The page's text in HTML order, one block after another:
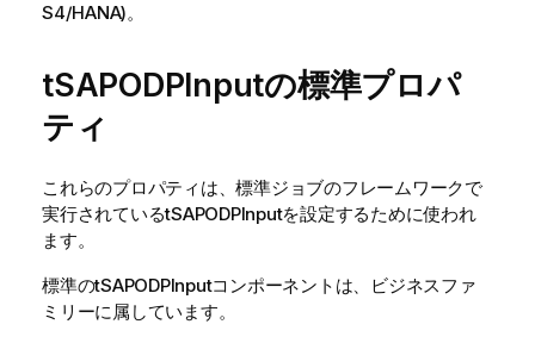
S4/HANA)。
tSAPODPInputの標準プロパ
ティ
これらのプロパティは、標準ジョブのフレームワークで
実行されているtSAPODPInputを設定するために使われ
ます。
標準のtSAPODPInputコンポーネントは、 ビジネスファ
ミリーに属しています。